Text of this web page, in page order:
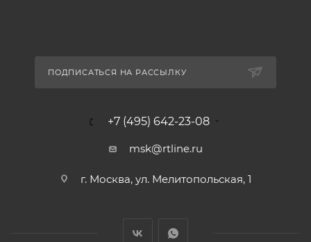
ПОДПИСАТЬСЯ НА РАССЫЛКУ
+7 (495) 642-23-08
msk@rtline.ru
г. Москва, ул. Мелитопольская, 1